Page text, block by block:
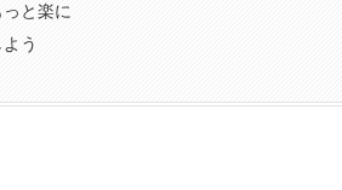
と楽に
う